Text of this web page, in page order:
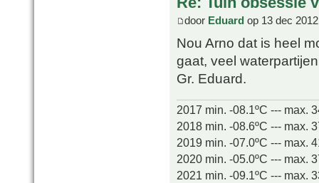
door Eduard op 13 dec
Nou Arno dat is heel
gaat, veel
Gr. Eduard.
2017 min. -08.1ºC --- max.
2018 min. -08.6ºC --- max.
2019 min. -07.0ºC --- max.
2020 min. -05.0ºC --- max.
2021 min. -09.1ºC --- max.